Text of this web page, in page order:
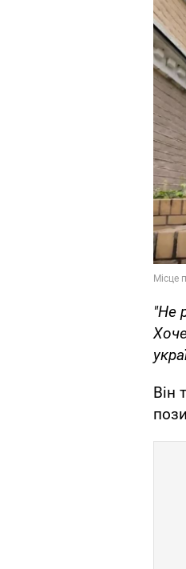
"Не
Він